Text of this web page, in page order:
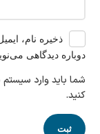
ذخیره نام،
دوباره دیدگاهی
شما باید وارد
کنید.